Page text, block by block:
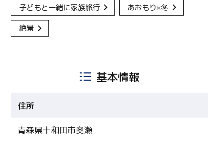
子どもと一緒に家族旅行 あおもり×冬
絶景
基本情報
住所
青森県十和田市奥瀬